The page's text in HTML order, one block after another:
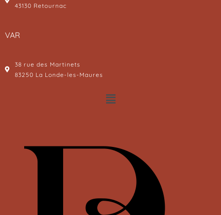
43130 Retournac
VAR
38 rue des Martinets
83250 La Londe-les-Maures